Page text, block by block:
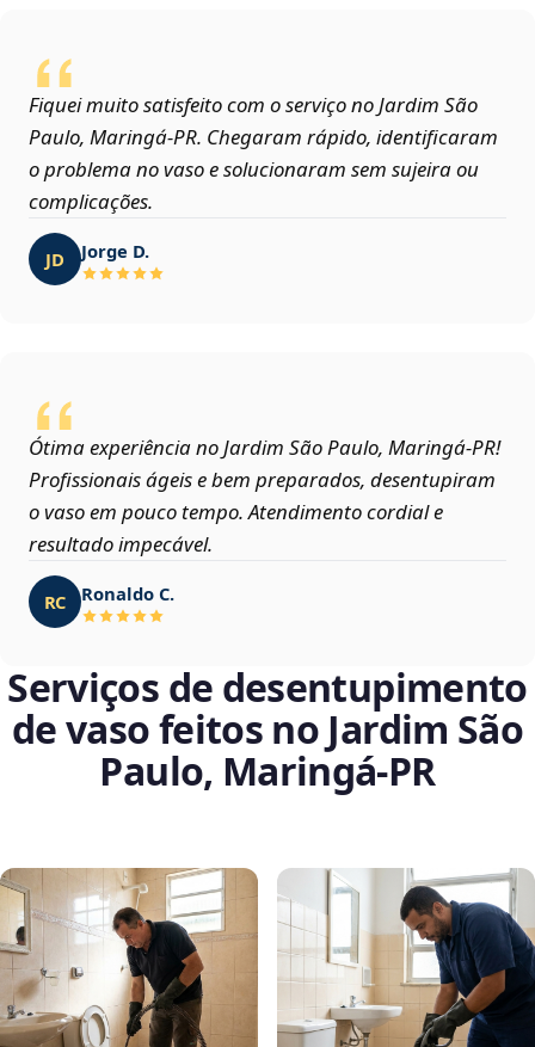
Fiquei muito satisfeito com o serviço no Jardim São
Paulo, Maringá‑PR. Chegaram rápido, identificaram
o problema no vaso e solucionaram sem sujeira ou
complicações.
JD Jorge D.
Ótima experiência no Jardim São Paulo, Maringá‑PR!
Profissionais ágeis e bem preparados, desentupiram
o vaso em pouco tempo. Atendimento cordial e
resultado impecável.
RC Ronaldo C.
Serviços de desentupimento
de vaso feitos no Jardim São
Paulo, Maringá‑PR